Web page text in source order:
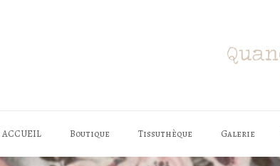
ACCUEIL Boutique Tissuthèque Galerie